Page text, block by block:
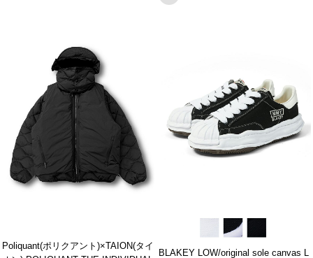
Poliquant(ポリクアント)×TAION(タイ
BLAKEY LOW/original sole canvas L